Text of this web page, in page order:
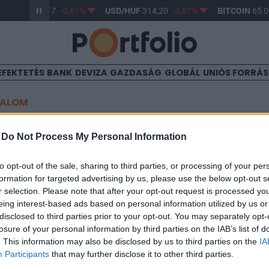
Do Not Process My Personal Information
opt-out of the sale, sharing to third parties, or processing of your
for targeted advertising by us, please use the below opt-out
selection. Please note that after your opt-out request is processed
interest-based ads based on personal information utilized by us
to third parties prior to your opt-out. You may separately
of your personal information by third parties on the IAB’s list of
This information may also be disclosed by us to third parties on the
Participants that may further disclose it to other third parties.
363,17 -0,61% USD/HUF314,20 -0,87% BITCOIN65
BANK DEVIZA GAZDASÁG GLOBÁL UNIÓS
os hozamesés
jellemezte a mai napon mind az aukciókat, mind a
teljes szakaszán számottevő volt, a legnagyobb
bp-tal. Az 1 évig terjedő szakaszon 10-22 bp-tal mérséklődtek a
volt a csökkenés. A hozamesés mögött részben a viszonylag